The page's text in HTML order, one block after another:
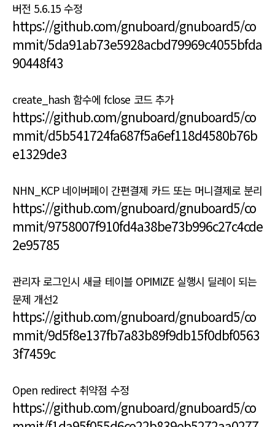
버전 5.6.15 수정
https://github.com/gnuboard/gnuboard5/co
mmit/5da91ab73e5928acbd79969c4055bfda
90448f43
create_hash 함수에 fclose 코드 추가
https://github.com/gnuboard/gnuboard5/co
mmit/d5b541724fa687f5a6ef118d4580b76b
e1329de3
NHN_KCP 네이버페이 간편결제 카드 또는 머니결제로 분리
https://github.com/gnuboard/gnuboard5/co
mmit/9758007f910fd4a38be73b996c27c4cde
2e95785
관리자 로그인시 새글 테이블 OPIMIZE 실행시 딜레이 되는
문제 개선2
https://github.com/gnuboard/gnuboard5/co
mmit/9d5f8e137fb7a83b89f9db15f0dbf0563
3f7459c
Open redirect 취약점 수정
https://github.com/gnuboard/gnuboard5/co